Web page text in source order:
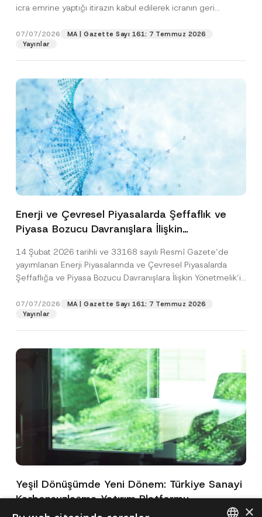
icra emrine yaptığı itirazın kabul edilerek icranın geri
07/07/2026
MA | Gazette Sayı 161: 7 Temmuz 2026
Yayınlar
Enerji ve Çevresel Piyasalarda Şeffaflık ve
Piyasa Bozucu Davranışlara İlişkin
14 Şubat 2026 tarihli ve 33168 sayılı Resmî Gazete’de
yayımlanan Enerji Piyasalarında ve Çevresel Piyasalarda
Şeffaflığa ve Piyasa Bozucu Davranışlara İlişkin Yönetmelik’in
07/07/2026
MA | Gazette Sayı 161: 7 Temmuz 2026
Yayınlar
Yeşil Dönüşümde Yeni Dönem: Türkiye Sanayi
Karbonsuzlaşma Yatırım Platformu
Oluşturuldu
×